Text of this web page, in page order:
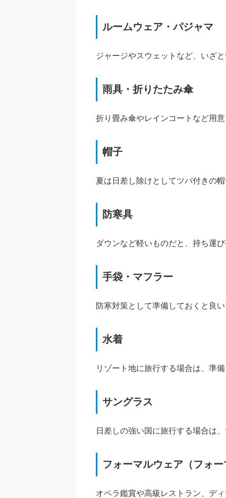
ルームウェア・パジャマ
ジャージやスウェットなど、いざ
雨具・折りたたみ傘
折り畳み傘やレインコートなど用
帽子
夏は日差し除けとしてツバ付きの
防寒具
ダウンなど軽いものだと、持ち運
手袋・マフラー
防寒対策として準備しておくと良
水着
リゾート地に旅行する場合は、準
サングラス
日差しの強い国に旅行する場合は
フォーマルウェア（フォ
オペラ鑑賞や高級レストラン、デ